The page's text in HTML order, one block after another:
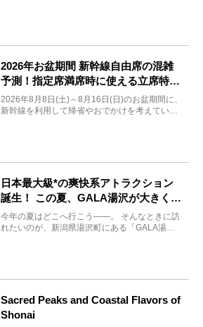
2026年お盆期間 新幹線自由席の混雑
予測！指定席満席時に使える立席特急
券も解説
2026年8月8日(土)～8月16日(日)のお盆期間に、
新幹線を利用して帰省やおでかけを考えている
日本最大級*の爽快系アトラクション
誕生！ この夏、GALA湯沢が大きく生
まれ変わる
今年の夏はどこへ行こう――。 そんなときに訪
れたいのが、新潟県湯沢町にある「GALA湯
Sacred Peaks and Coastal Flavors of
Shonai